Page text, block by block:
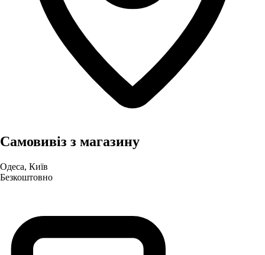
Самовивіз з магазину
Одеса, Київ
Безкоштовно